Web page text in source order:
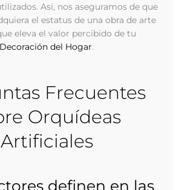
Así, nos aseguramos de que
el estatus de una obra de arte
eleva el valor percibido de tu
Decoración del Hogar.
Frecuentes
Orquídeas
Artificiales
definen en las